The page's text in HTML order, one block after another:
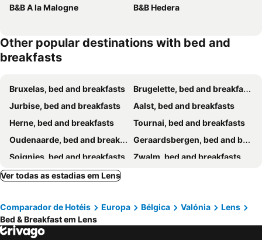
B&B A la Malogne
B&B Hedera
Other popular destinations with bed and
breakfasts
Bruxelas, bed and breakfasts
Brugelette, bed and breakfasts
Jurbise, bed and breakfasts
Aalst, bed and breakfasts
Herne, bed and breakfasts
Tournai, bed and breakfasts
Oudenaarde, bed and breakfasts
Geraardsbergen, bed and breakfasts
Soignies, bed and breakfasts
Zwalm, bed and breakfasts
Beloeil, bed and breakfasts
Sombreffe, bed and breakfasts
Herzele, bed and breakfasts
Kruishoutem, bed and breakfasts
Nivelles, bed and breakfasts
Ver todas as estadias em Lens
Comparador de Hotéis Europa Bélgica Valónia
Lens
Bed & Breakfast em Lens